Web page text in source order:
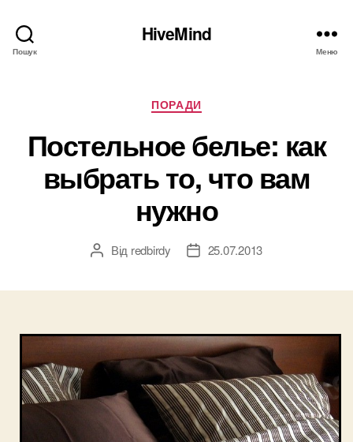
Пошук
HiveMind
Меню
Категорії
ПОРАДИ
Постельное белье: как
выбрать то, что вам
нужно
Автор
Від redbirdy
Дата25.07.2013